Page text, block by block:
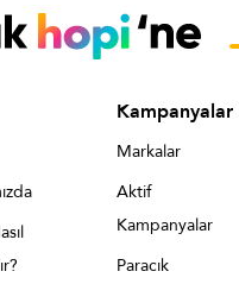
Kampanyalar
Markalar
Aktif
Kampanyalar
Paracık